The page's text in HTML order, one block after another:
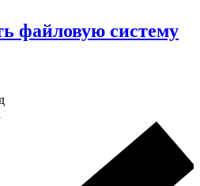
файловую систему